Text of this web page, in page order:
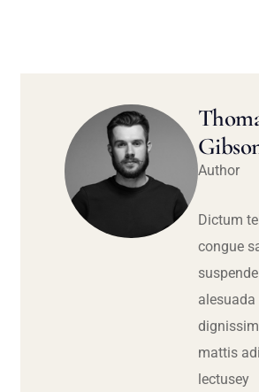
Author
Dictum
congue
mattis
lectusey